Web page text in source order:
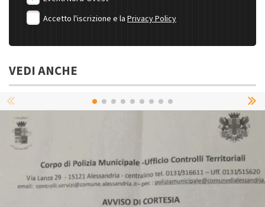
Accetto l'iscrizione e la Privacy Policy
VEDI ANCHE